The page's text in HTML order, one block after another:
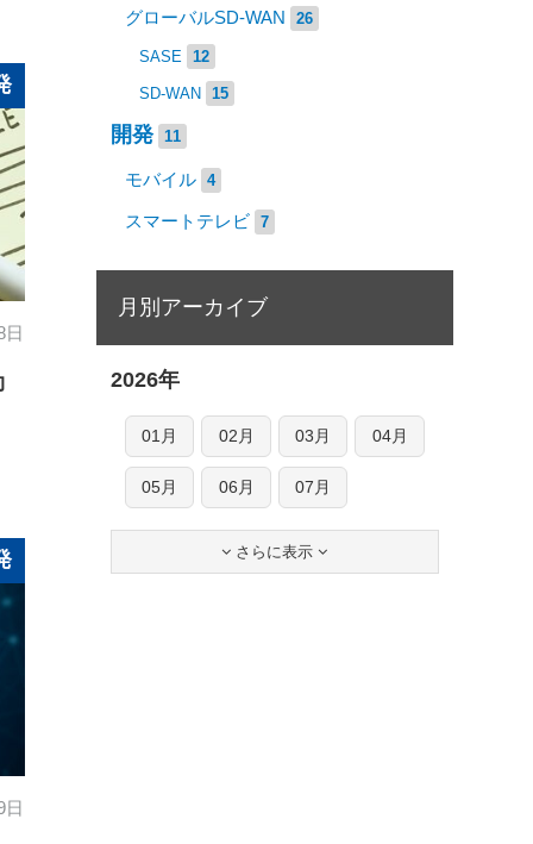
日
日
グローバルSD-WAN 26
SASE 12
SD-WAN 15
開発 11
モバイル 4
スマートテレビ 7
月別アーカイブ
2026年
01月 02月 03月 04月
05月 06月 07月
 さらに表示 